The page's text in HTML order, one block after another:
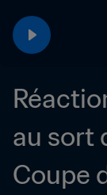
au sort
Coupe